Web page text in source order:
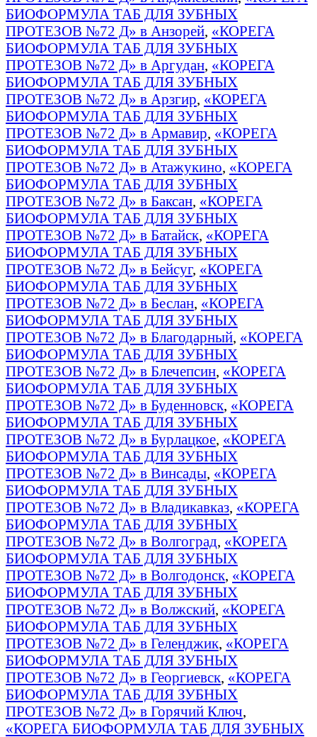
БИОФОРМУЛА ТАБ ДЛЯ ЗУБНЫХ
ПРОТЕЗОВ №72 Д» в Анзорей, «КОРЕГА
БИОФОРМУЛА ТАБ ДЛЯ ЗУБНЫХ
ПРОТЕЗОВ №72 Д» в Аргудан, «КОРЕГА
БИОФОРМУЛА ТАБ ДЛЯ ЗУБНЫХ
ПРОТЕЗОВ №72 Д» в Арзгир, «КОРЕГА
БИОФОРМУЛА ТАБ ДЛЯ ЗУБНЫХ
ПРОТЕЗОВ №72 Д» в Армавир, «КОРЕГА
БИОФОРМУЛА ТАБ ДЛЯ ЗУБНЫХ
ПРОТЕЗОВ №72 Д» в Атажукино, «КОРЕГА
БИОФОРМУЛА ТАБ ДЛЯ ЗУБНЫХ
ПРОТЕЗОВ №72 Д» в Баксан, «КОРЕГА
БИОФОРМУЛА ТАБ ДЛЯ ЗУБНЫХ
ПРОТЕЗОВ №72 Д» в Батайск, «КОРЕГА
БИОФОРМУЛА ТАБ ДЛЯ ЗУБНЫХ
ПРОТЕЗОВ №72 Д» в Бейсуг, «КОРЕГА
БИОФОРМУЛА ТАБ ДЛЯ ЗУБНЫХ
ПРОТЕЗОВ №72 Д» в Беслан, «КОРЕГА
БИОФОРМУЛА ТАБ ДЛЯ ЗУБНЫХ
ПРОТЕЗОВ №72 Д» в Благодарный, «КОРЕГА
БИОФОРМУЛА ТАБ ДЛЯ ЗУБНЫХ
ПРОТЕЗОВ №72 Д» в Блечепсин, «КОРЕГА
БИОФОРМУЛА ТАБ ДЛЯ ЗУБНЫХ
ПРОТЕЗОВ №72 Д» в Буденновск, «КОРЕГА
БИОФОРМУЛА ТАБ ДЛЯ ЗУБНЫХ
ПРОТЕЗОВ №72 Д» в Бурлацкое, «КОРЕГА
БИОФОРМУЛА ТАБ ДЛЯ ЗУБНЫХ
ПРОТЕЗОВ №72 Д» в Винсады, «КОРЕГА
БИОФОРМУЛА ТАБ ДЛЯ ЗУБНЫХ
ПРОТЕЗОВ №72 Д» в Владикавказ, «КОРЕГА
БИОФОРМУЛА ТАБ ДЛЯ ЗУБНЫХ
ПРОТЕЗОВ №72 Д» в Волгоград, «КОРЕГА
БИОФОРМУЛА ТАБ ДЛЯ ЗУБНЫХ
ПРОТЕЗОВ №72 Д» в Волгодонск, «КОРЕГА
БИОФОРМУЛА ТАБ ДЛЯ ЗУБНЫХ
ПРОТЕЗОВ №72 Д» в Волжский, «КОРЕГА
БИОФОРМУЛА ТАБ ДЛЯ ЗУБНЫХ
ПРОТЕЗОВ №72 Д» в Геленджик, «КОРЕГА
БИОФОРМУЛА ТАБ ДЛЯ ЗУБНЫХ
ПРОТЕЗОВ №72 Д» в Георгиевск, «КОРЕГА
БИОФОРМУЛА ТАБ ДЛЯ ЗУБНЫХ
ПРОТЕЗОВ №72 Д» в Горячий Ключ,
«КОРЕГА БИОФОРМУЛА ТАБ ДЛЯ ЗУБНЫХ